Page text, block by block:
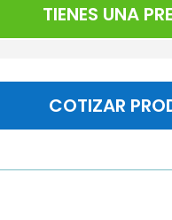
TIENES UNA
COTIZAR